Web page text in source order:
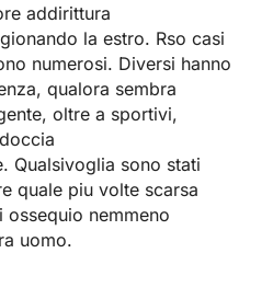
addirittura
la estro. Rso casi
numerosi. Diversi hanno
qualora sembra
oltre a sportivi,
Qualsivoglia sono stati
quale piu volte scarsa
ossequio nemmeno
uomo.